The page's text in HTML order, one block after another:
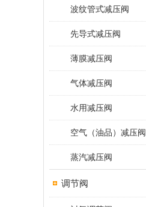
波纹管式减压阀
先导式减压阀
薄膜减压阀
气体减压阀
水用减压阀
空气（油品）减压阀
蒸汽减压阀
调节阀